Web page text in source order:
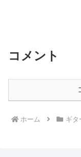
ちゃんと練習してます
コメント
ホーム ギタ